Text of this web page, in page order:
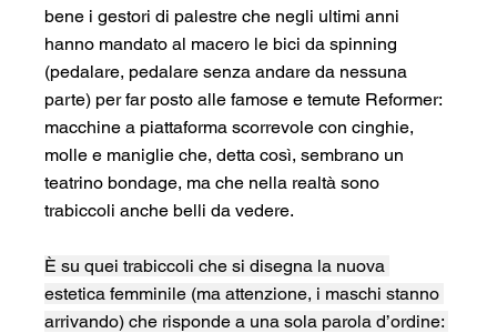
bene i gestori di palestre che negli ultimi anni
hanno mandato al macero le bici da spinning
(pedalare, pedalare senza andare da nessuna
parte) per far posto alle famose e temute Reformer:
macchine a piattaforma scorrevole con cinghie,
molle e maniglie che, detta così, sembrano un
teatrino bondage, ma che nella realtà sono
trabiccoli anche belli da vedere.
È su quei trabiccoli che si disegna la nuova
estetica femminile (ma attenzione, i maschi stanno
arrivando) che risponde a una sola parola d’ordine: